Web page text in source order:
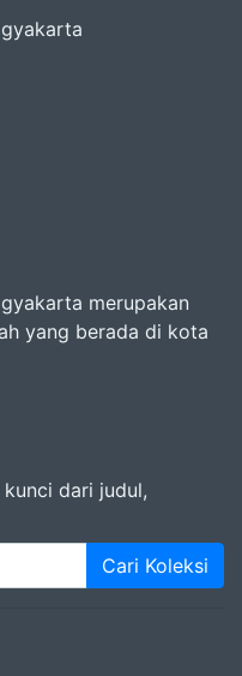
merupakan
yang berada di kota
dari judul,
Cari Koleksi